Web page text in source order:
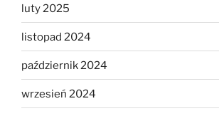
luty 2025
listopad 2024
październik 2024
wrzesień 2024